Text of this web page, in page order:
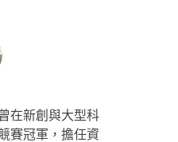
在新創與大型科
賽冠軍，擔任資